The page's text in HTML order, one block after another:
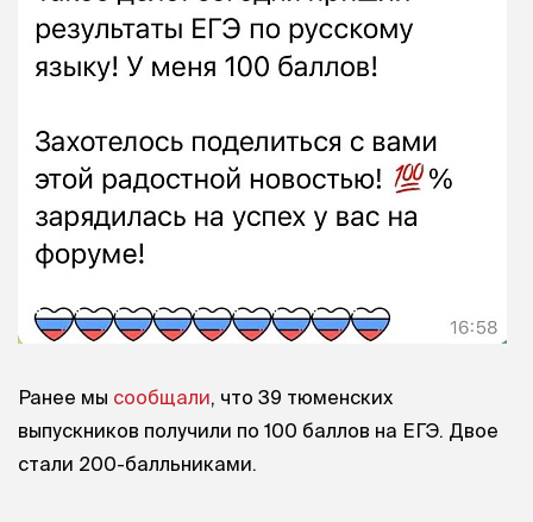
Ранее мы сообщали, что 39 тюменских
выпускников получили по 100 баллов на ЕГЭ. Двое
стали 200-балльниками.